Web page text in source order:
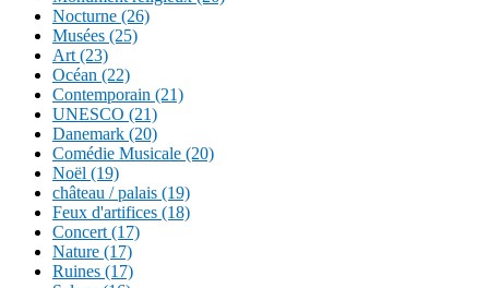
Nocturne (26)
Musées (25)
Art (23)
Océan (22)
Contemporain (21)
UNESCO (21)
Danemark (20)
Comédie Musicale (20)
Noël (19)
château / palais (19)
Feux d'artifices (18)
Concert (17)
Nature (17)
Ruines (17)